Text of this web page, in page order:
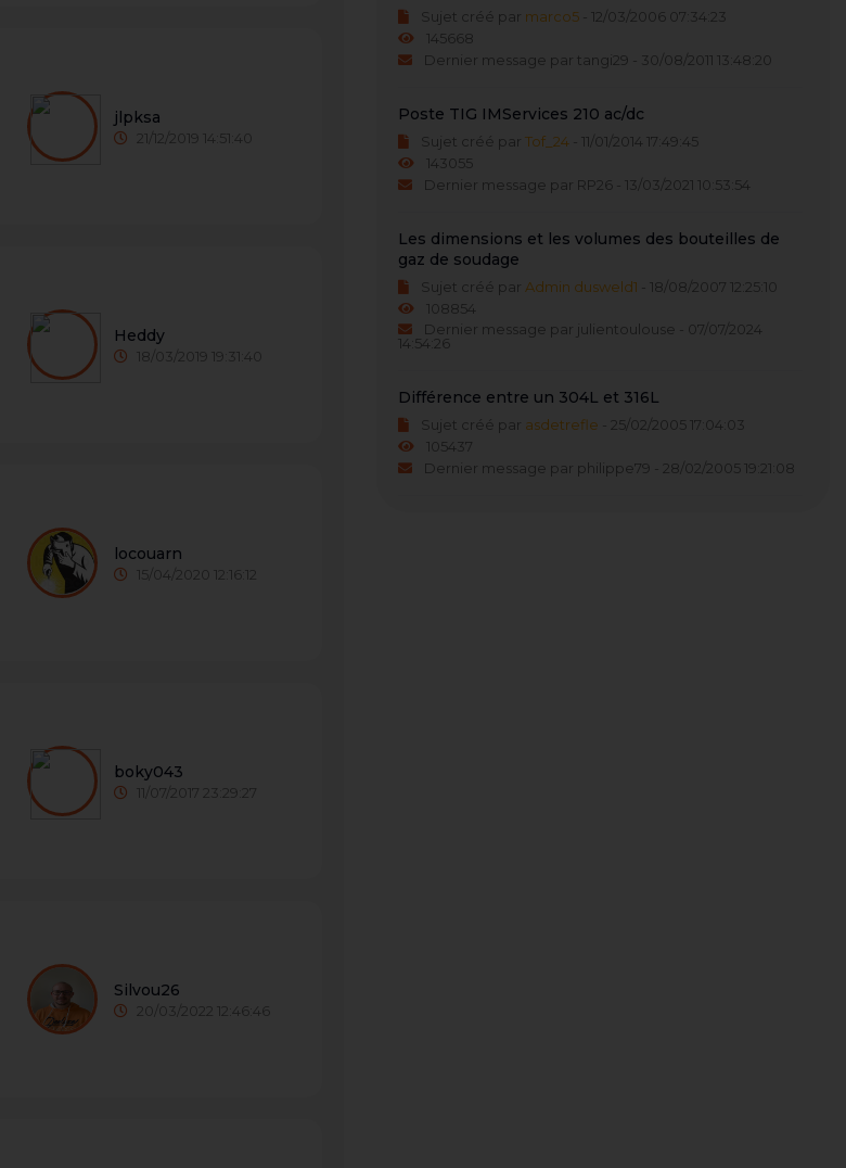
jlpksa
21/12/2019 14:51:40
Heddy
18/03/2019 19:31:40
locouarn
15/04/2020 12:16:12
boky043
11/07/2017 23:29:27
Silvou26
20/03/2022 12:46:46
Sujet créé par marco5 - 12/03/2006 07:34:23
145668
Dernier message par tangi29 - 30/08/2011 13:48:20
Poste TIG IMServices 210 ac/dc
Sujet créé par Tof_24 - 11/01/2014 17:49:45
143055
Dernier message par RP26 - 13/03/2021 10:53:54
Les dimensions et les volumes des bouteilles de
gaz de soudage
Sujet créé par Admin dusweld1 - 18/08/2007 12:25:10
108854
Dernier message par julientoulouse - 07/07/2024
14:54:26
Différence entre un 304L et 316L
Sujet créé par asdetrefle - 25/02/2005 17:04:03
105437
Dernier message par philippe79 - 28/02/2005 19:21:08